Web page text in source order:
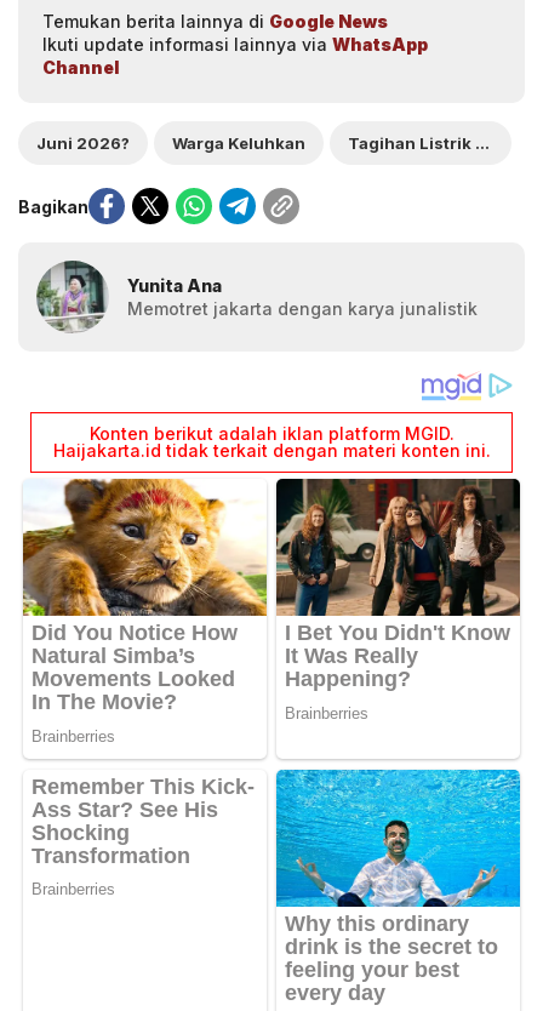
Temukan berita lainnya di Google News
Ikuti update informasi lainnya via WhatsApp
Channel
Juni 2026? Warga Keluhkan Tagihan Listrik Melonjak
Bagikan
Yunita Ana
Memotret jakarta dengan karya junalistik